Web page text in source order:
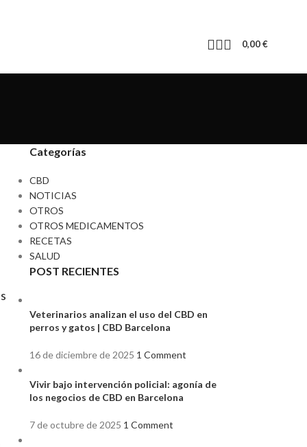
0,00€
Categorías
CBD
NOTICIAS
OTROS
OTROS MEDICAMENTOS
RECETAS
SALUD
POST RECIENTES
Veterinarios analizan el uso del CBD en
perros y gatos | CBD Barcelona
16 de diciembre de 2025 1 Comment
Vivir bajo intervención policial: agonía de
los negocios de CBD en Barcelona
7 de octubre de 2025 1 Comment